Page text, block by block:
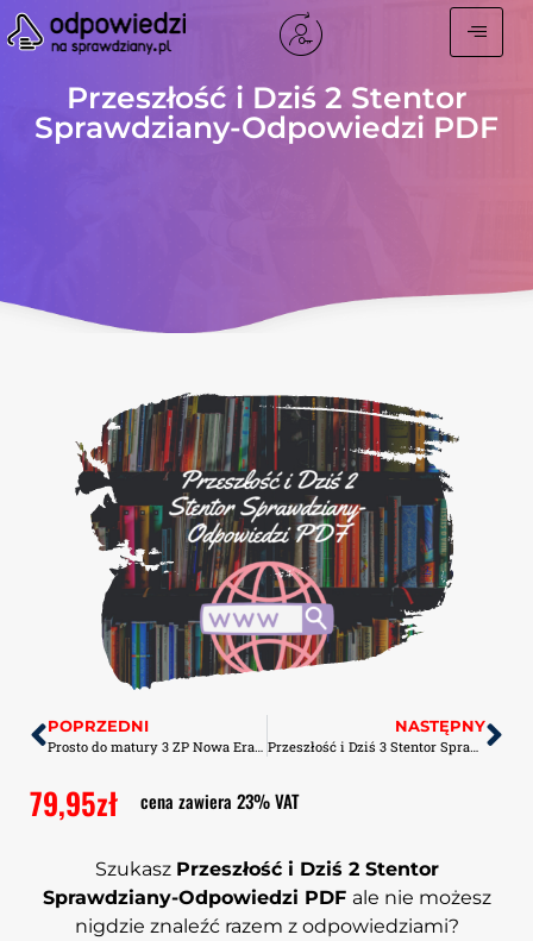
Przeszłość i Dziś 2 Stentor
Sprawdziany-Odpowiedzi PDF
POPRZEDNI
Prosto do matury 3 ZP Nowa Era Kartkówki PDF
NASTĘPNY
Przeszłość i Dziś 3 Stentor Sprawdziany-Odpowiedzi PDF
79,95zł cena zawiera 23% VAT
Szukasz Przeszłość i Dziś 2 Stentor
Sprawdziany-Odpowiedzi PDF ale nie możesz
nigdzie znaleźć razem z odpowiedziami?